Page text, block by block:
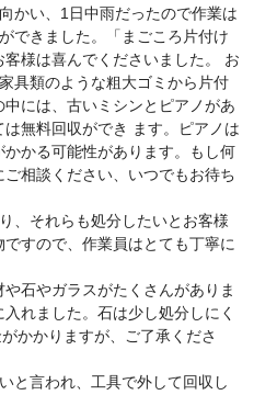
かい、1日中雨だったので作業は
できました。「まごころ片付け
様は喜んでくださいました。 お
具類のような粗大ゴミから片付
には、古いミシンとピアノがあ
無料回収ができ ます。ピアノは
かる可能性があります。もし何
相談ください、いつでもお待ち
、それらも処分したいとお客様
すので、作業員はとても丁寧に
石やガラスがたくさんがありま
れました。石は少し処分しにく
かかりますが、ご了承くださ
と言われ、工具で外して回収し